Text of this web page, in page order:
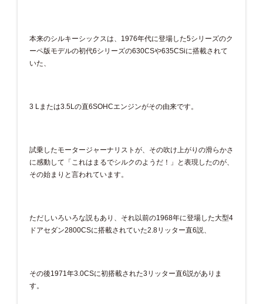
本来のシルキーシックスは、1976年代に登場した5シリーズのク
ーペ版モデルの初代6シリーズの630CSや635CSiに搭載されて
いた、
3 Lまたは3.5Lの直6SOHCエンジンがその由来です。
試乗したモータージャーナリストが、その吹け上がりの滑らかさ
に感動して「これはまるでシルクのようだ！」と表現したのが、
その始まりと言われています。
ただしいろいろな説もあり、それ以前の1968年に登場した大型4
ドアセダン2800CSに搭載されていた2.8リッター直6説、
その後1971年3.0CSに初搭載された3リッター直6説がありま
す。